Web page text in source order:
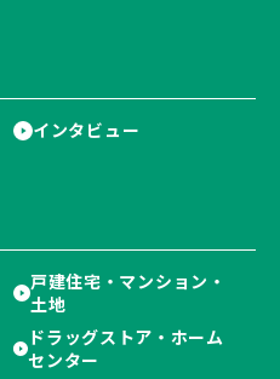
インタビュー
戸建住宅・マンション・
土地
ドラッグストア・ホーム
センター